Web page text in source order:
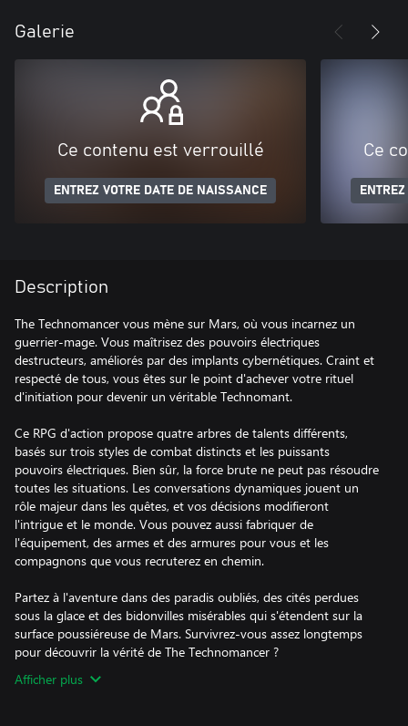
Galerie
Ce contenu est verrouillé
ENTREZ VOTRE DATE DE NAISSANCE
Ce
Description
The Technomancer vous mène sur Mars, où vous incarnez un
guerrier-mage. Vous maîtrisez des pouvoirs électriques
destructeurs, améliorés par des implants cybernétiques. Craint et
respecté de tous, vous êtes sur le point d'achever votre rituel
d'initiation pour devenir un véritable Technomant.
Ce RPG d'action propose quatre arbres de talents différents,
basés sur trois styles de combat distincts et les puissants
pouvoirs électriques. Bien sûr, la force brute ne peut pas résoudre
toutes les situations. Les conversations dynamiques jouent un
rôle majeur dans les quêtes, et vos décisions modifieront
l'intrigue et le monde. Vous pouvez aussi fabriquer de
l'équipement, des armes et des armures pour vous et les
compagnons que vous recruterez en chemin.
Partez à l'aventure dans des paradis oubliés, des cités perdues
sous la glace et des bidonvilles misérables qui s'étendent sur la
surface poussiéreuse de Mars. Survivrez-vous assez longtemps
pour découvrir la vérité de The Technomancer ?
Afficher plus